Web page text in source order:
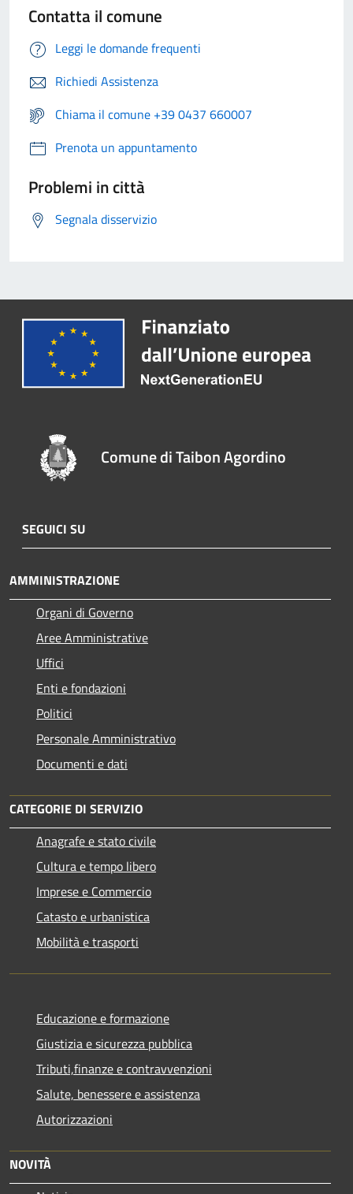
Contatta il comune
Leggi le domande frequenti
Richiedi Assistenza
Chiama il comune +39 0437 660007
Prenota un appuntamento
Problemi in città
Segnala disservizio
Comune di Taibon Agordino
SEGUICI SU
AMMINISTRAZIONE
Organi di Governo
Aree Amministrative
Uffici
Enti e fondazioni
Politici
Personale Amministrativo
Documenti e dati
CATEGORIE DI SERVIZIO
Anagrafe e stato civile
Cultura e tempo libero
Imprese e Commercio
Catasto e urbanistica
Mobilità e trasporti
Educazione e formazione
Giustizia e sicurezza pubblica
Tributi,finanze e contravvenzioni
Salute, benessere e assistenza
Autorizzazioni
NOVITÀ